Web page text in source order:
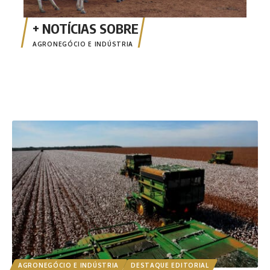
AGRONEGÓCIO E INDÚSTRIA
AGRONEGÓCIO E INDÚSTRIA DESTAQUE EDITORIAL